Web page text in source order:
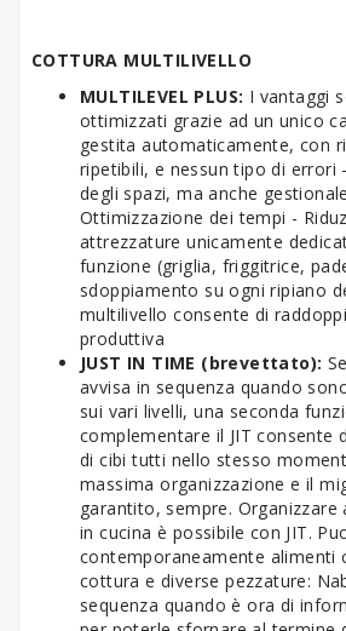
COTTURA MULTILIVELLO
MULTILEVEL PLUS: I vantaggi
ottimizzati grazie ad un unico
gestita automaticamente, con
ripetibili, e nessun tipo di errori
degli spazi, ma anche
Ottimizzazione dei tempi -
attrezzature unicamente
funzione (griglia, friggitrice,
sdoppiamento su ogni ripiano
multilivello consente di
produttiva
JUST IN TIME (brevettato):
avvisa in sequenza quando
sui vari livelli, una seconda
complementare il JIT consente
di cibi tutti nello stesso
massima organizzazione e il
garantito, sempre.
in cucina è possibile con JIT.
contemporaneamente alimenti
cottura e diverse pezzature:
sequenza quando è ora di